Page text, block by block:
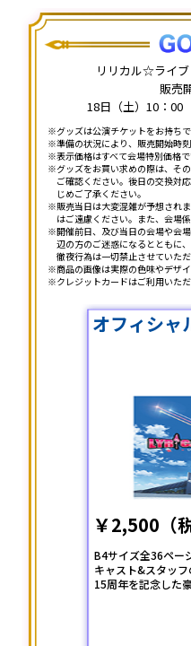
リリカル☆ライ
販売
18日（土）10：
グッズは公演チケットをお持ち
準備の状況により、販売開始時
表示価格はすべて会場特別価格で
グッズをお買い求めの際は、そ
ご確認ください。後日の交換対
じめご了承ください。
販売当日は大変混雑が予想され
はご遠慮ください。また、会場
開催前日、及び当日の会場や会
辺の方のご迷惑になるとともに
徹夜行為は一切禁止させていただ
商品の画像は実際の色味やデザ
クレジットカードはご利用いただ
オフィシャ
￥2,500（
B4サイズ全36ペー
キャスト&スタッフ
15周年を記念した